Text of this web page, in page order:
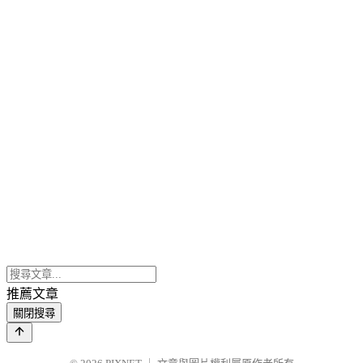
推薦文章
關閉搜尋